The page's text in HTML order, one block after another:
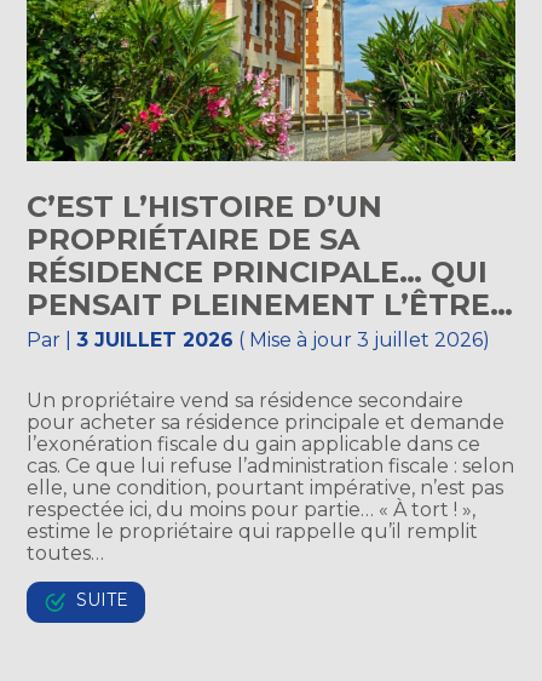
C’EST L’HISTOIRE D’UN
PROPRIÉTAIRE DE SA
RÉSIDENCE PRINCIPALE… QUI
PENSAIT PLEINEMENT L’ÊTRE…
Par |3 JUILLET 2026 ( Mise à jour 3 juillet 2026)
Un propriétaire vend sa résidence secondaire
pour acheter sa résidence principale et demande
l’exonération fiscale du gain applicable dans ce
cas. Ce que lui refuse l’administration fiscale : selon
elle, une condition, pourtant impérative, n’est pas
respectée ici, du moins pour partie… « À tort ! »,
estime le propriétaire qui rappelle qu’il remplit
toutes…
SUITE